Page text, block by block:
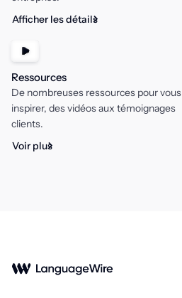
Afficher les détails
Ressources
De nombreuses ressources pour vous
inspirer, des vidéos aux témoignages
clients.
Voir plus